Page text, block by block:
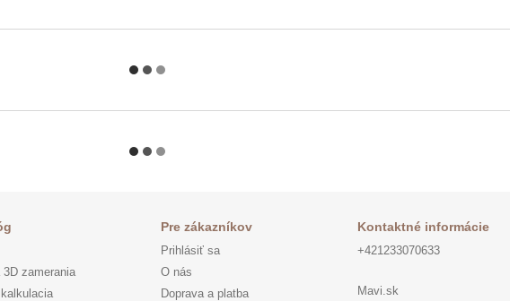
3D zamerania
Pre zákazníkov
Prihlásiť sa
O nás
Doprava a platba
Kontaktné informácie
+421233070633
Mavi.sk